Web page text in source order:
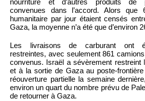
nourriture et d’autres produits de
convenues dans l’accord. Alors que
humanitaire par jour étaient censés
Gaza, la moyenne n’a été que d’environ
Les livraisons de carburant ont
restreintes, avec seulement 861
convenus. Israël a sévèrement restreint
et à la sortie de Gaza au poste-
réouverture partielle la semaine
environ un quart du nombre prévu de
de retourner à Gaza.